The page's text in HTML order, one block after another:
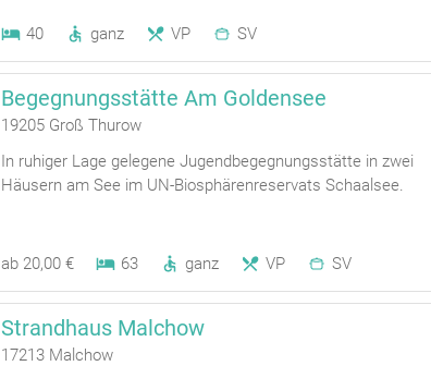
40 ganz VP SV
Begegnungsstätte Am Goldensee
19205 Groß Thurow
In ruhiger Lage gelegene Jugendbegegnungsstätte in zwei
Häusern am See im UN-Biosphärenreservats Schaalsee.
ab 20,00 € 63 ganz VP SV
Strandhaus Malchow
17213 Malchow